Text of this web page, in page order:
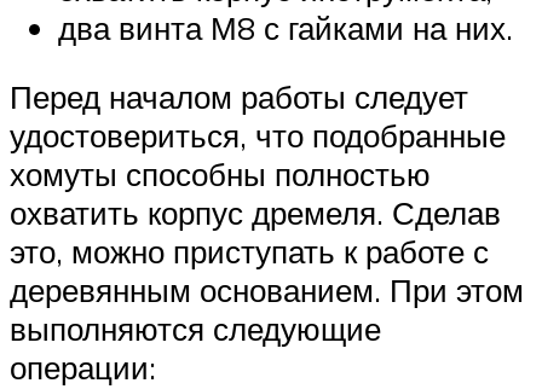
два винта М8 с гайками на них.
Перед началом работы следует
удостовериться, что подобранные
хомуты способны полностью
охватить корпус дремеля. Сделав
это, можно приступать к работе с
деревянным основанием. При этом
выполняются следующие
операции: